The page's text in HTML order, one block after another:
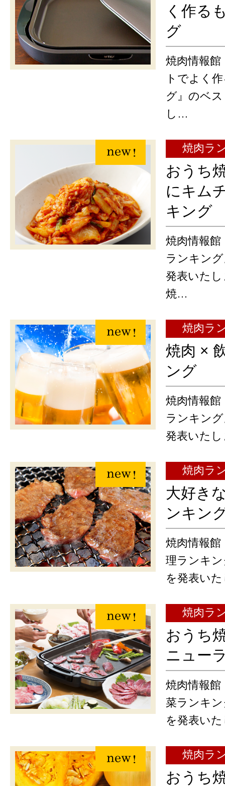
く作る
グ
焼肉情報
トでよく
グ』のベ
し…
焼肉ラ
おうち
にキム
キング
焼肉情報
ランキン
発表いた
焼…
焼肉ラ
焼肉 ×
ング
焼肉情報館
ランキン
発表いた
焼肉ラ
大好き
ンキン
焼肉情報館
理ランキ
を発表い
焼肉ラ
おうち
ニュー
焼肉情報館
菜ランキ
を発表い
焼肉ラ
おうち